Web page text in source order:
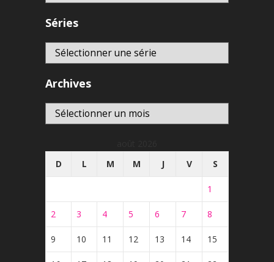
Séries
Archives
Archives
D
L M M J V S
1
2 3 4 5 6 7 8
9 10 11 12 13 14 15